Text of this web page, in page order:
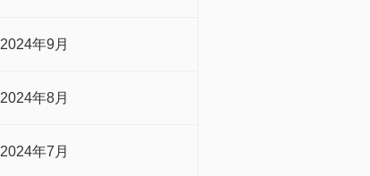
2024年9月
2024年8月
2024年7月